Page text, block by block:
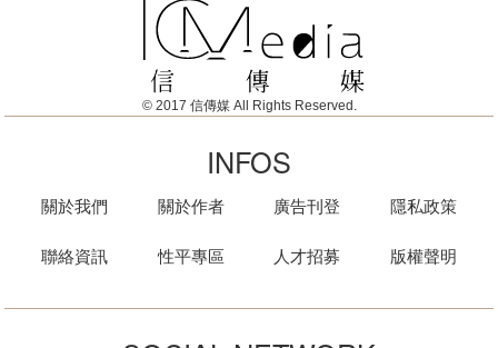
© 2017 信傳媒 All Rights Reserved.
INFOS
關於我們
聯絡資訊
關於作者
性平專區
廣告刊登
人才招募
隱私政策
版權聲明